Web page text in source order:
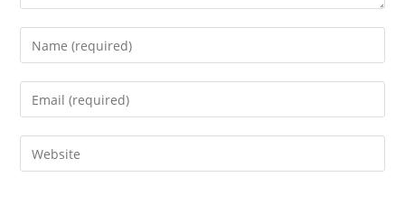
Enter
your
name
comment
Enter
your
email
address
Enter
your